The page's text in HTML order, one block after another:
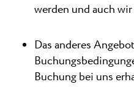
werden und auch
Das anderes
Buchung bei uns